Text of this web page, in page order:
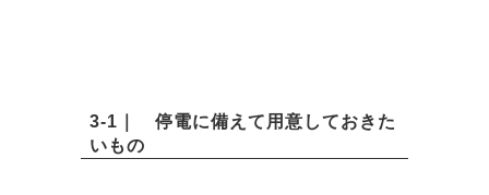
3-1｜ 停電に備えて用意しておきた
いもの